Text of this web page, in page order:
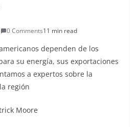
0 Comments11 min read
dependen de los
su energía, sus exportaciones
a expertos sobre la
región
Moore